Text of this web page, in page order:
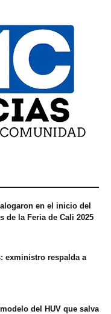
en el inicio del
de la Feria de Cali 2025
exministro respalda a
del HUV que salva